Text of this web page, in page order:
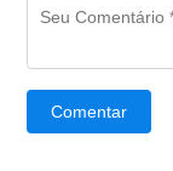
Comentar